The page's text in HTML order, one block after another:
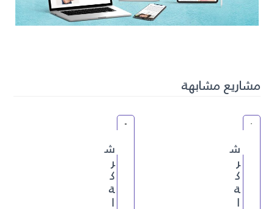
مشاريع مشابهة
ش
ر
ك
ة
ا
ش
ر
ك
ة
ا